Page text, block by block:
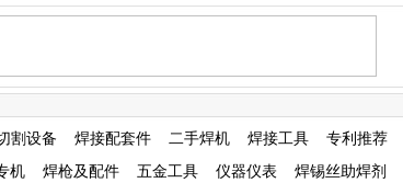
割设备 焊接配套件 二手焊机 焊接工具 专利推荐
机 焊枪及配件 五金工具 仪器仪表 焊锡丝助焊剂